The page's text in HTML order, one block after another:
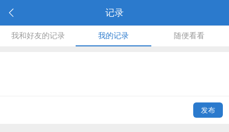
记录
我和好友的记录 我的记录 随便看看
发布